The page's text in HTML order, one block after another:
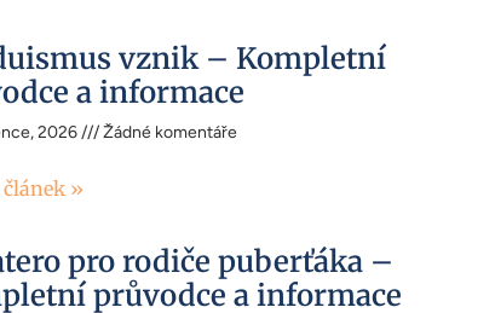
vznik – Kompletní
a informace
2026 Žádné komentáře
»
pro rodiče puberťáka –
průvodce a informace